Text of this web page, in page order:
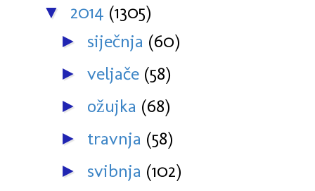
▼ 2014 (1305)
► siječnja (60)
► veljače (58)
► ožujka (68)
► travnja (58)
► svibnja (102)